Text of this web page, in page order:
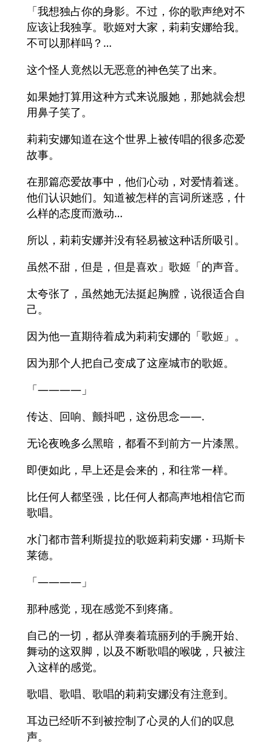
「我想独占你的身影。不过，你的歌声绝对不
应该让我独享。歌姬对大家，莉莉安娜给我。
不可以那样吗？…
这个怪人竟然以无恶意的神色笑了出来。
如果她打算用这种方式来说服她，那她就会想
用鼻子笑了。
莉莉安娜知道在这个世界上被传唱的很多恋爱
故事。
在那篇恋爱故事中，他们心动，对爱情着迷。
他们认识她们。知道被怎样的言词所迷惑，什
么样的态度而激动…
所以，莉莉安娜并没有轻易被这种话所吸引。
虽然不甜，但是，但是喜欢」歌姬「的声音。
太夸张了，虽然她无法挺起胸膛，说很适合自
己。
因为他一直期待着成为莉莉安娜的「歌姬」。
因为那个人把自己变成了这座城市的歌姬。
「————」
传达、回响、颤抖吧，这份思念——.
无论夜晚多么黑暗，都看不到前方一片漆黑。
即便如此，早上还是会来的，和往常一样。
比任何人都坚强，比任何人都高声地相信它而
歌唱。
水门都市普利斯提拉的歌姬莉莉安娜・玛斯卡
莱德。
「————」
那种感觉，现在感觉不到疼痛。
自己的一切，都从弹奏着琉丽列的手腕开始、
舞动的这双脚，以及不断歌唱的喉咙，只被注
入这样的感觉。
歌唱、歌唱、歌唱的莉莉安娜没有注意到。
耳边已经听不到被控制了心灵的人们的叹息
声。